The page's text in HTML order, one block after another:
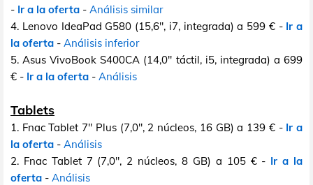
- Ir a la oferta - Análisis similar
4. Lenovo IdeaPad G580 (15,6", i7, integrada) a 599 € - Ir a
la oferta - Análisis inferior
5. Asus VivoBook S400CA (14,0" táctil, i5, integrada) a 699
€ - Ir a la oferta - Análisis
Tablets
1. Fnac Tablet 7" Plus (7,0", 2 núcleos, 16 GB) a 139 € - Ir a
la oferta - Análisis
2. Fnac Tablet 7 (7,0", 2 núcleos, 8 GB) a 105 € - Ir a la
oferta - Análisis